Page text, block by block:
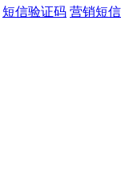
短信验证码 营销短信